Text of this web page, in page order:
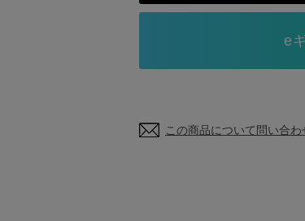
この商品について問い合わ